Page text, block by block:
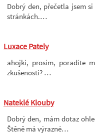
Dobrý den, přečetla jsem
stránkách.…
Luxace Pately
ahojki, prosím, poradíte
zkušenosti? …
Nateklé Klouby
Dobrý den, mám dotaz
Štěně má výrazné…